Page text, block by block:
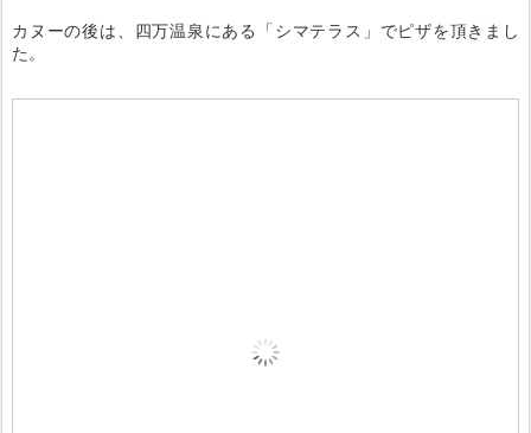
カヌーの後は、四万温泉にある「シマテラス」でピザを頂きまし
た。